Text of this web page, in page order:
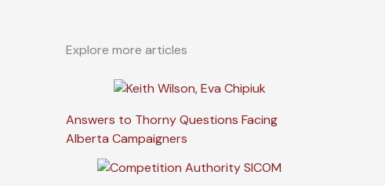
Explore more articles
Answers to Thorny Questions Facing
Alberta Campaigners